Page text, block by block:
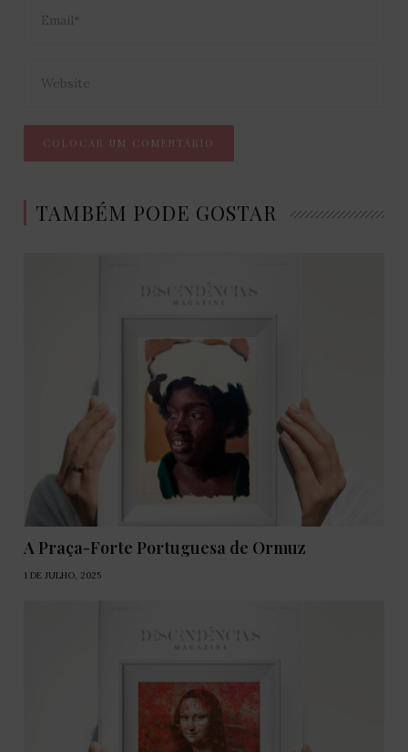
TAMBÉM PODE GOSTAR
A Praça-Forte Portuguesa de Ormuz
1 DE JULHO, 2025